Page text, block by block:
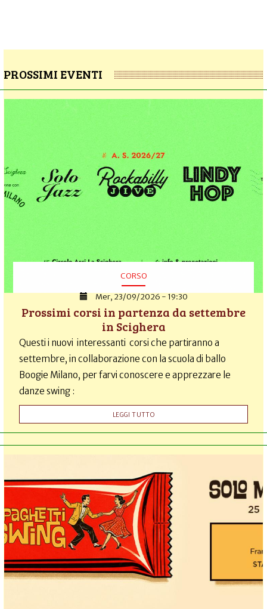
PROSSIMI EVENTI
CORSO
Mer, 23/09/2026 - 19:30
Prossimi corsi in partenza da settembre
in Scighera
Questi i nuovi interessanti corsi che partiranno a
settembre, in collaborazione con la scuola di ballo
Boogie Milano, per farvi conoscere e apprezzare le
danze swing :
LEGGI TUTTO